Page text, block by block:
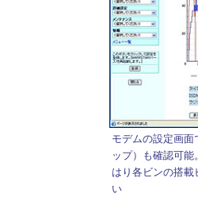
モデムの設定画面
ップ）も確認可
はり各ビンの搭載
い